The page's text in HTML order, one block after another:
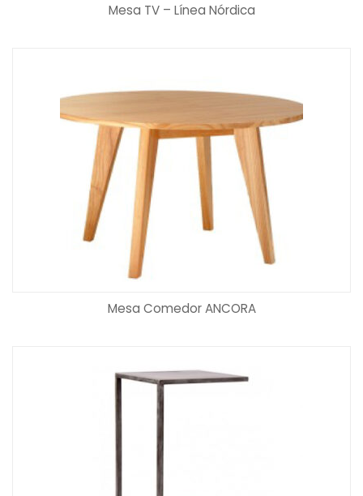
Mesa TV – Línea Nórdica
Mesa Comedor ANCORA